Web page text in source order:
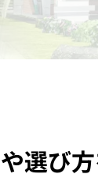
選び